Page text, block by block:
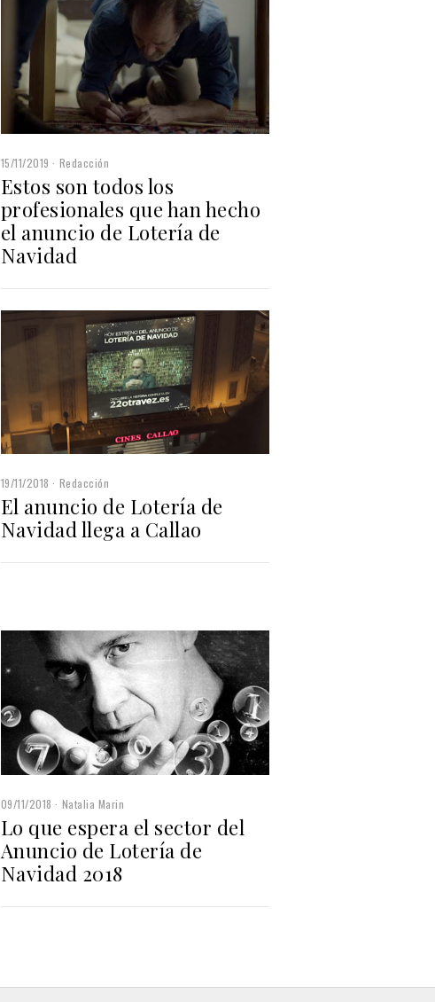
15/11/2019 Redacción
Estos son todos los
profesionales que han hecho
el anuncio de Lotería de
Navidad
19/11/2018 Redacción
El anuncio de Lotería de
Navidad llega a Callao
09/11/2018 Natalia Marin
Lo que espera el sector del
Anuncio de Lotería de
Navidad 2018